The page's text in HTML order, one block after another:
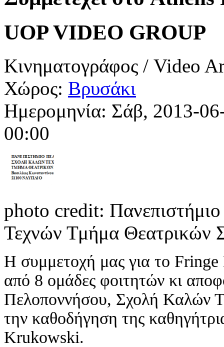
UOP VIDEO GROUP
Κινηματογράφος / Video
Χώρος: Βρυσάκι
Ημερομηνία: Σάβ, 2013-
00:00
photo credit:
Τεχνών Τμήμα Θεατρικών
Η συμμετοχή μας για το Fringe
από 8 ομάδες φοιτητών κι
Πελοποννήσου, Σχολή Καλών
την καθοδήγηση της
Krukowski.